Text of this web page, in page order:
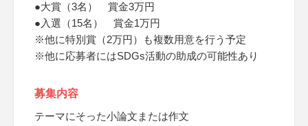
●大賞（3名） 賞金3万円
●入選（15名） 賞金1万円
※他に特別賞（2万円）も複数用意を行う予定
※他に応募者にはSDGs活動の助成の可能性あり
募集内容
テーマにそった小論文または作文